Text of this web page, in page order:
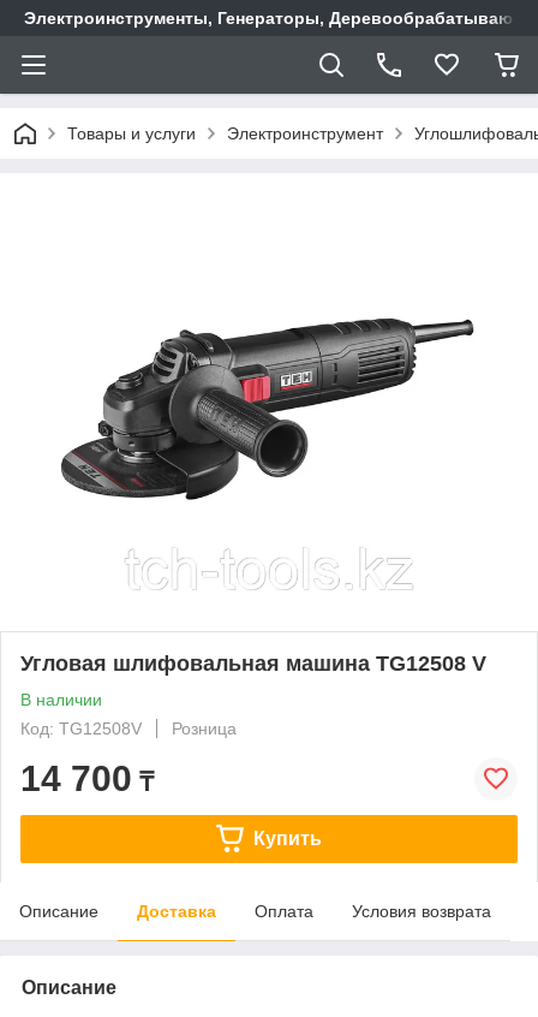
Электроинструменты, Генераторы,
Товары и услуги Электроинструмент
Угловая шлифовальная машина TG12508 V
В наличии
Код: TG12508V
Розница
14 700 ₸
Купить
Описание Доставка Оплата Условия возврата
Описание